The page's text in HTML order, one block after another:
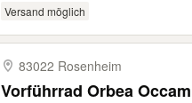
Versand möglich
83022 Rosenheim
Vorführrad Orbea